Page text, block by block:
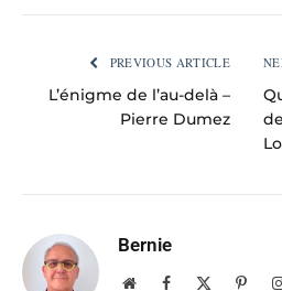
PREVIOUS ARTICLE
L’énigme de l’au-delà –
Pierre Dumez
Bernie
WebsiteFacebook